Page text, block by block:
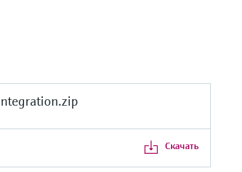
Скачать